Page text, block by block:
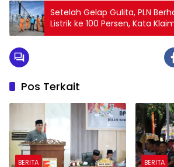
Setelah Gelap Gulita, PLN
Listrik ke 100 Persen, Kata
Pos Terkait
BERITA BERITA